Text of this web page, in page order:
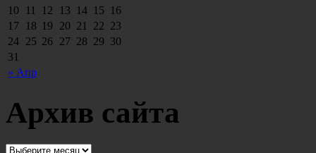
« Апр
10
11 12 13 14 15
16
17
18 19 20 21 22 23
24 25 26 27 28 29 30
31
Архив сайта